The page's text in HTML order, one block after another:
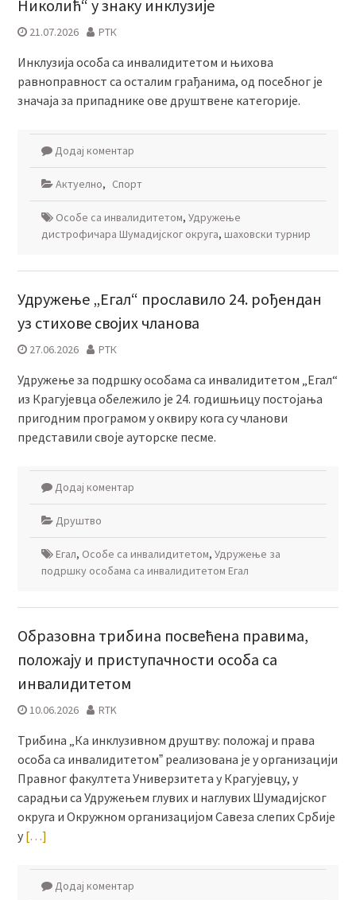
Николић“ у знаку инклузије
21.07.2026 РТК
Инклузија особа са инвалидитетом и њихова
равноправност са осталим грађанима, од посебног је
значаја за припаднике ове друштвене категорије.
Додај коментар
Актуелно, Спорт
Особе са инвалидитетом, Удружење
дистрофичара Шумадијског округа, шаховски турнир
Удружење „Егал“ прославило 24. рођендан
уз стихове својих чланова
27.06.2026 РТК
Удружење за подршку особама са инвалидитетом „Егал“
из Крагујевца обележило је 24. годишњицу постојања
пригодним програмом у оквиру кога су чланови
представили своје ауторске песме.
Додај коментар
Друштво
Егал, Особе са инвалидитетом, Удружење за
подршку особама са инвалидитетом Егал
Образовна трибина посвећена правима,
положају и приступачности особа са
инвалидитетом
10.06.2026 RTK
Трибина „Ка инклузивном друштву: положај и права
особа са инвалидитетомˮ реализована је у организацији
Правног факултета Универзитета у Крагујевцу, у
сарадњи са Удружењем глувих и наглувих Шумадијског
округа и Окружном организацијом Савеза слепих Србије
у […]
Додај коментар